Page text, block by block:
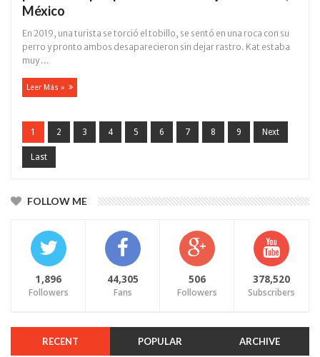
México
En 2019, una turista se torció el tobillo, se sentó en una roca con su
perro y pronto ambos desaparecieron sin dejar rastro. Kat estaba
muy ...
Leer Más »
1 2 3 4 5 6 7 8 9 Next
Last
FOLLOW ME
1,896
Followers
44,305
Fans
506
Followers
378,520
Subscribers
RECENT POPULAR ARCHIVE